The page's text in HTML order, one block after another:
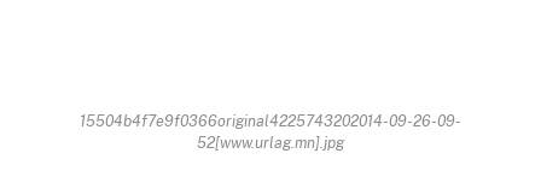
15504b4f7e9f0366original4225743202014-09-26-09-
52[www.urlag.mn].jpg